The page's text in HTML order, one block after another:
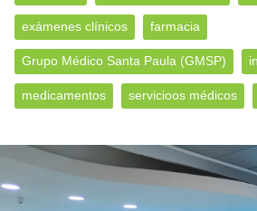
exámenes clínicos farmacia
Grupo Médico Santa Paula (GMSP)
medicamentos servicioos médicos